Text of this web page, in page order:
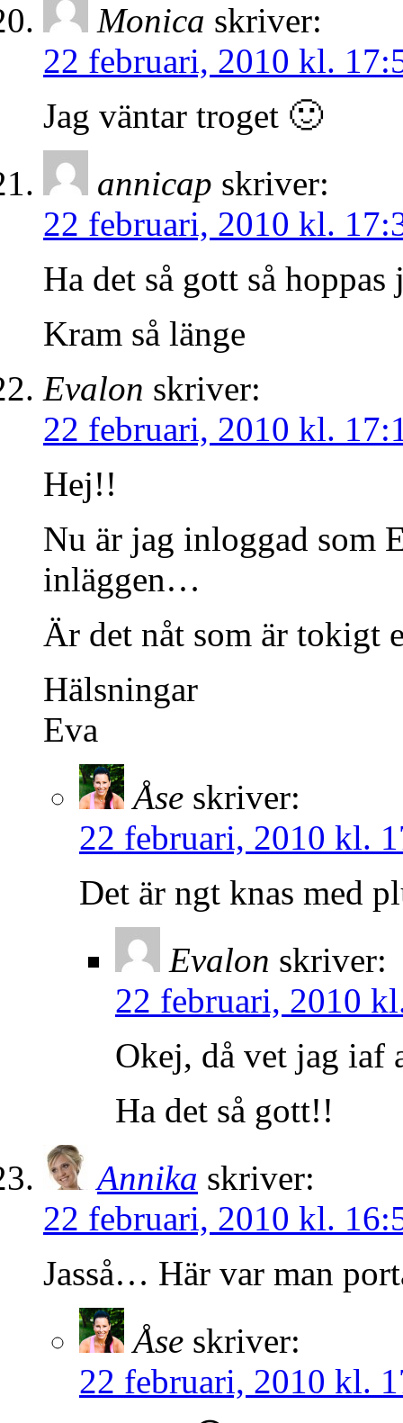
Monica skriver:
22 februari, 2010 kl.
Jag väntar troget 🙂
annicap skriver:
22 februari, 2010 kl.
Ha det så gott så hoppas
Kram så länge
Evalon skriver:
22 februari, 2010 kl.
Hej!!
Nu är jag inloggad som
inläggen…
Är det nåt som är tokigt
Hälsningar
Eva
Åse skriver:
22 februari, 2010 kl.
Det är ngt knas med
Evalon skriver:
22 februari, 2010
Okej, då vet jag iaf
Ha det så gott!!
Annika skriver:
22 februari, 2010 kl.
Jasså… Här var man
Åse skriver:
22 februari, 2010 kl.